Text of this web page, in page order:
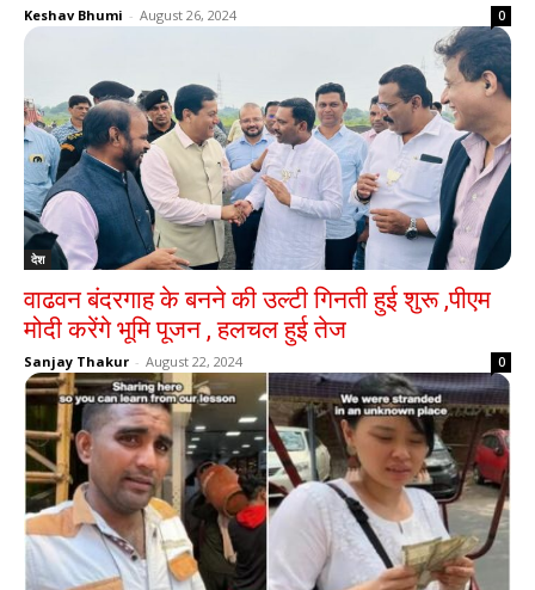
Keshav Bhumi - August 26, 2024 0
देश
वाढवन बंदरगाह के बनने की उल्टी गिनती हुई शुरू ,पीएम
मोदी करेंगे भूमि पूजन , हलचल हुई तेज
Sanjay Thakur - August 22, 2024 0